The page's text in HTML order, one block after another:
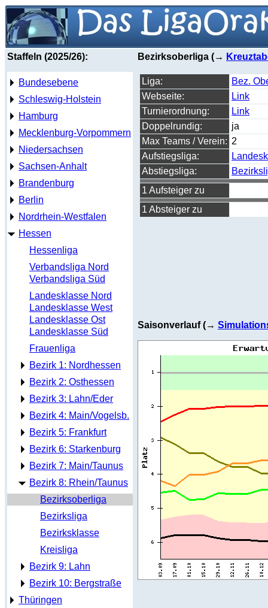
Staffeln (2025/26):
Bundesebene
Schleswig-Holstein
Hamburg
Mecklenburg-Vorpommern
Niedersachsen
Sachsen-Anhalt
Brandenburg
Berlin
Nordrhein-Westfalen
Hessen
Hessenliga
Verbandsliga Nord
Verbandsliga Süd
Landesklasse Nord
Landesklasse West
Landesklasse Ost
Landesklasse Süd
Frauenliga
Bezirk 1: Nordhessen
Bezirk 2: Osthessen
Bezirk 3: Lahn/Eder
Bezirk 4: Main/Vogelsb.
Bezirk 5: Frankfurt
Bezirk 6: Starkenburg
Bezirk 7: Main/Taunus
Bezirk 8: Rhein/Taunus
Bezirksoberliga
Bezirksliga
Bezirksklasse
Kreisliga
Bezirk 9: Lahn
Bezirk 10: Bergstraße
Thüringen
Bezirksoberliga (→
Liga:
Bez.
Webseite:
Link
Turnierordnung:
Link
Doppelrundig:
ja
Max Teams / Verein: 2
Aufstiegsliga:
Abstiegsliga:
1 Aufsteiger zu
1 Absteiger zu
Saisonverlauf (→